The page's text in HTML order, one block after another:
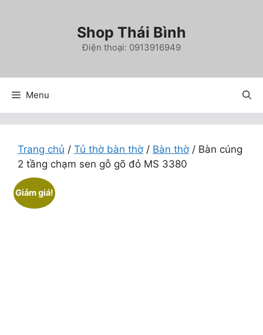
Shop Thái Bình
Điện thoại: 0913916949
Menu
Trang chủ / Tủ thờ bàn thờ / Bàn thờ / Bàn cúng
2 tầng chạm sen gỗ gõ đỏ MS 3380
Giảm giá!